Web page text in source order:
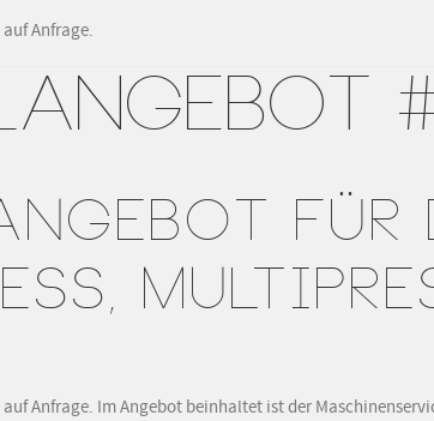
aufAnfrage.
FÜR
auf Anfrage. Im Angebot beinhaltet ist der